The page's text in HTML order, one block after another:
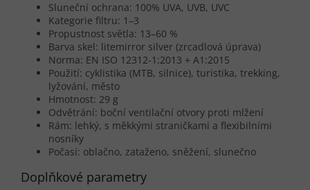
Sluneční ochrana: 100% UVA, UVB, UVC
Kategorie filtru: 1–3
Propustnost světla: 13–60 %
Barva skel: litemirror silver (zrcadlová úprava)
Norma: EN ISO 12312-1:2013 + A1:2015
Použití: cyklistika (MTB, silnice), turistika, trekking,
lyžování, město
Hmotnost: 29 g
Odvětrání: boční ventilační otvory proti mlžení
Rám: lehký, s měkkými straničkami a flexibilními
nosníky
Počasí: oblačno, zataženo, sněžení, slunečno
Doplňkové parametry